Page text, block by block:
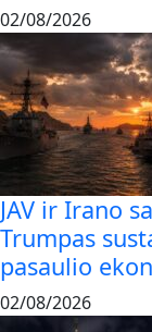
02/08/2026
JAV ir Irano
Trumpas
pasaulio
02/08/2026